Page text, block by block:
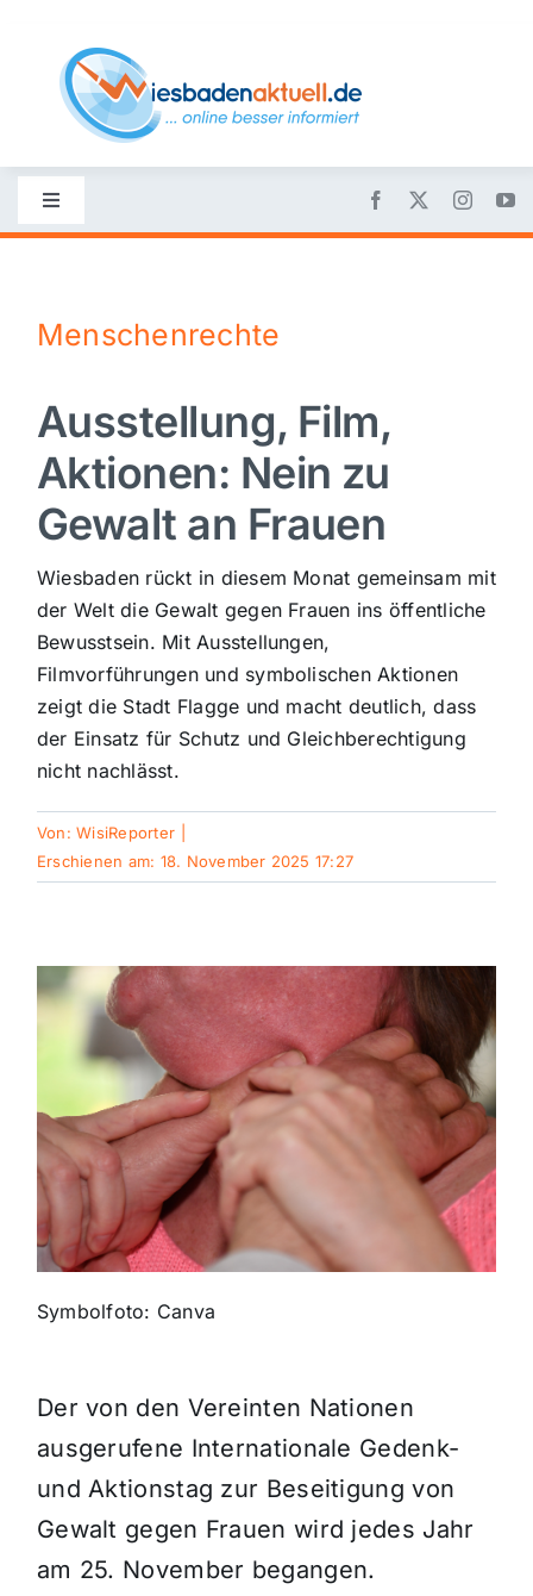
content
Toggle
Navigation
Nachrichten
Politik
Wirtschaft
Sport
Kultur
Panorama
Mein Stadtteil
Galerie
Verkehrsmeldungen
Polizeimeldungen
Themen und Termine
Gewinnspiele
Menschenrechte
Ausstellung, Film,
Aktionen: Nein zu
Gewalt an Frauen
Wiesbaden rückt in diesem Monat gemeinsam mit
der Welt die Gewalt gegen Frauen ins öffentliche
Bewusstsein. Mit Ausstellungen,
Filmvorführungen und symbolischen Aktionen
zeigt die Stadt Flagge und macht deutlich, dass
der Einsatz für Schutz und Gleichberechtigung
nicht nachlässt.
Von:WisiReporter
Erschienen am: 18. November 2025 17:27
Symbolfoto: Canva
Der von den Vereinten Nationen
ausgerufene Internationale Gedenk-
und Aktionstag zur Beseitigung von
Gewalt gegen Frauen wird jedes Jahr
am 25. November begangen.